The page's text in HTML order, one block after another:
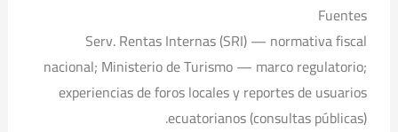
Fuentes
Serv. Rentas Internas (SRI) — normativa fiscal
nacional; Ministerio de Turismo — marco regulatorio;
experiencias de foros locales y reportes de usuarios
ecuatorianos (consultas públicas).